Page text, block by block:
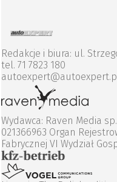
Redakcje i biura: ul.
tel. 71 7823 180
Wydawca: Raven Media sp.
021366963 Organ
Fabrycznej VI Wydział